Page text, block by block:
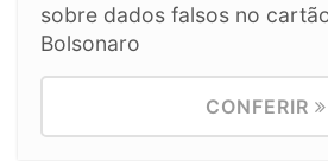
sobre dados falsos no
Bolsonaro
CONFERIR